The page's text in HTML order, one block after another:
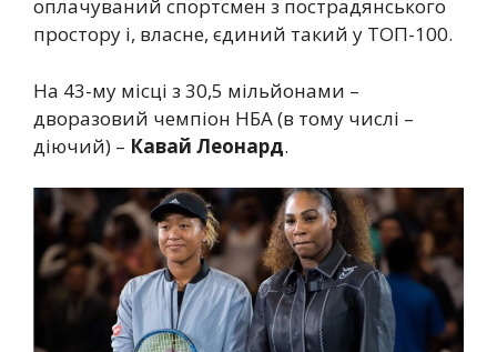
оплачуваний спортсмен з пострадянського
простору і, власне, єдиний такий у ТОП-100.
На 43-му місці з 30,5 мільйонами –
дворазовий чемпіон НБА (в тому числі –
діючий) – Кавай Леонард.